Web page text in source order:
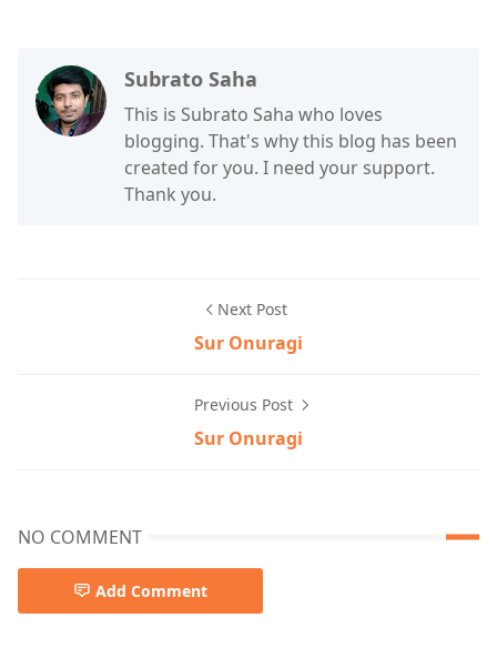
Subrato Saha
This is Subrato Saha who loves
blogging. That's why this blog has been
created for you. I need your support.
Thank you.
Next Post
Sur Onuragi
Previous Post
Sur Onuragi
NO COMMENT
Add Comment